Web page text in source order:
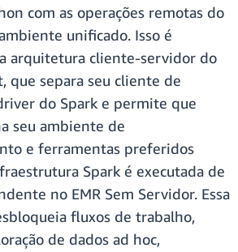
com as operações remotas do
unificado. Isso é
arquitetura cliente-servidor do
que separa seu cliente de
do Spark e permite que
seu ambiente de
e ferramentas preferidos
Spark é executada de
no EMR Sem Servidor. Essa
fluxos de trabalho,
de dados ad hoc,